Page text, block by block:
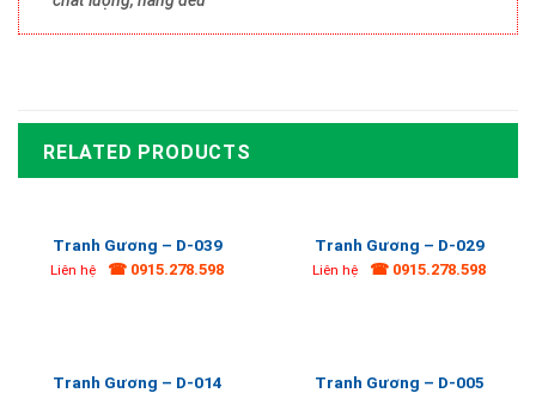
RELATED PRODUCTS
Tranh Gương – D-039
Liên hệ ☎ 0915.278.598
Tranh Gương – D-029
Liên hệ ☎ 0915.278.598
Tranh Gương – D-014 Tranh Gương – D-005